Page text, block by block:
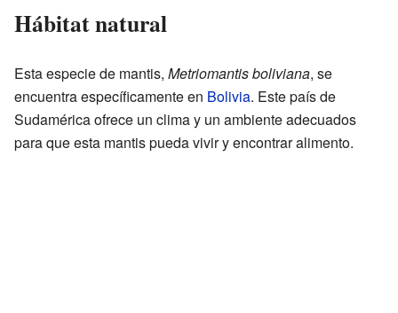
Hábitat natural
Esta especie de mantis, Metriomantis boliviana, se
encuentra específicamente en Bolivia. Este país de
Sudamérica ofrece un clima y un ambiente adecuados
para que esta mantis pueda vivir y encontrar alimento.